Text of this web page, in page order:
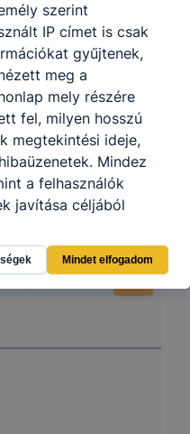
szerint
IP címet is csak
gyűjtenek,
meg a
mely részére
fel, milyen hosszú
megtekintési ideje,
Mindez
a felhasználók
javítása céljából
tudja kikapcsolni a
A legtöbb böngésző
Mindet elfogadom